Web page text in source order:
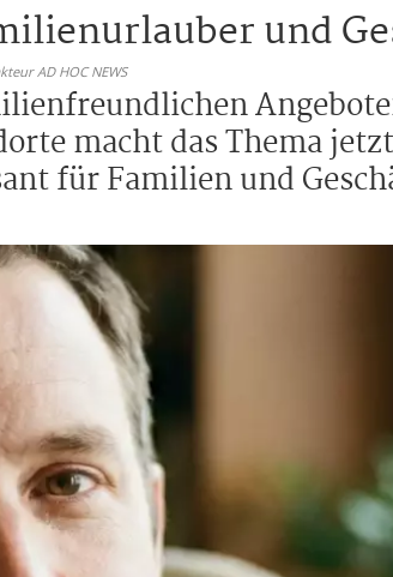
und
AD HOC NEWS
macht das Thema
für Familien und